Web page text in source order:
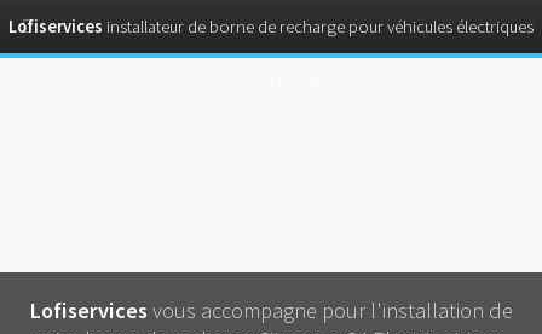
Lofiservices vous accompagne pour l'installation de
Lofiservices installateur de borne de recharge pour véhicules électriques